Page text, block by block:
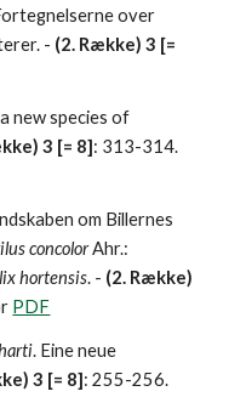
over
- (2. Række) 3 [=
new species of
3 [= 8]: 313-314.
om Billernes
concolor Ahr.:
hortensis. - (2. Række)
PDF
. Eine neue
3 [= 8]: 255-256.